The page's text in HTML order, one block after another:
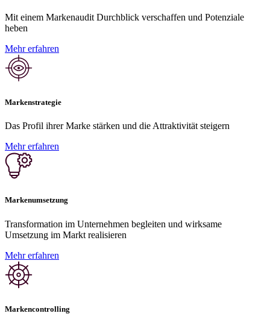
Mit einem Markenaudit Durchblick verschaffen und Potenziale
heben
Mehr erfahren
Markenstrategie
Das Profil ihrer Marke stärken und die Attraktivität steigern
Mehr erfahren
Markenumsetzung
Transformation im Unternehmen begleiten und wirksame
Umsetzung im Markt realisieren
Mehr erfahren
Markencontrolling